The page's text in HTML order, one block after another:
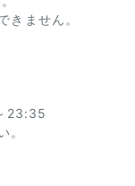
きません。
23:35
。